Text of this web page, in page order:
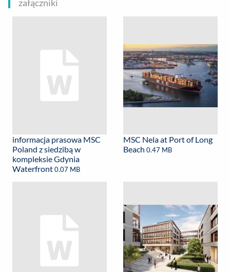
załączniki
informacja prasowa MSC
Poland z siedzibą w
kompleksie Gdynia
Waterfront0.07 MB
MSC Nela at Port of Long
Beach 0.47 MB